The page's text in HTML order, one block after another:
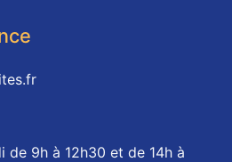
de 9h à 12h30 et de 14h à